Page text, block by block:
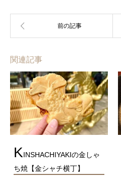
関連記事
KINSHACHIYAKIの金しゃ
ち焼【金シャチ横丁】